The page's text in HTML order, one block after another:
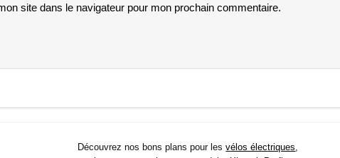
site dans le navigateur pour mon prochain commentaire.
Découvrez nos bons plans pour lesvélos électriques